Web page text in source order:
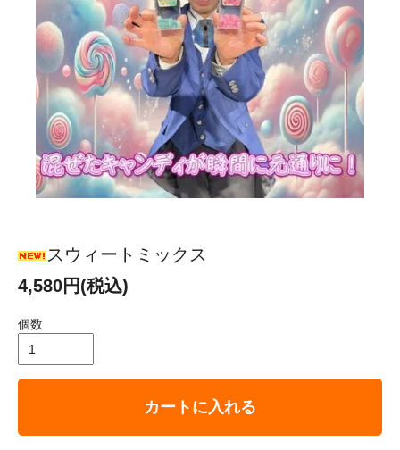
スウィートミックス
4,580円(税込)
個数
カートに入れる